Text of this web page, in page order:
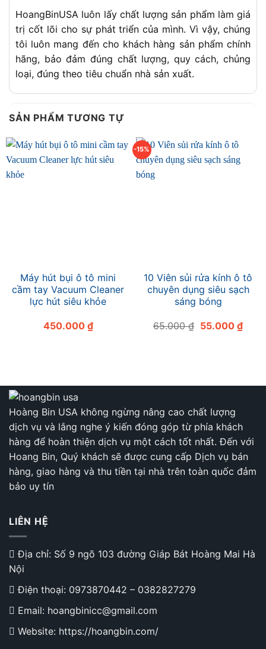
HoangBinUSA luôn lấy chất lượng sản phẩm làm giá
trị cốt lõi cho sự phát triển của mình. Vì vậy, chúng
tôi luôn mang đến cho khách hàng sản phẩm chính
hãng, bảo đảm đúng chất lượng, quy cách, chủng
loại, đúng theo tiêu chuẩn nhà sản xuất.
SẢN PHẨM TƯƠNG TỰ
Máy hút bụi ô tô mini
cầm tay Vacuum Cleaner
lực hút siêu khỏe
450.000 ₫
-15%
10 Viên sủi rửa kính ô tô
chuyên dụng siêu sạch
sáng bóng
65.000₫ Giá
55.000 ₫Giá
hiện
Hoàng Bin USA không ngừng nâng cao chất lượng
dịch vụ và lắng nghe ý kiến đóng góp từ phía khách
hàng để hoàn thiện dịch vụ một cách tốt nhất. Đến với
Hoang Bin, Quý khách sẽ được cung cấp Dịch vụ bán
hàng, giao hàng và thu tiền tại nhà trên toàn quốc đảm
bảo uy tín
LIÊN HỆ
Địa chỉ: Số 9 ngõ 103 đường Giáp Bát Hoàng Mai Hà
Nội
Điện thoại: 0973870442 – 0382827279
Email: hoangbinicc@gmail.com
Website: https://hoangbin.com/